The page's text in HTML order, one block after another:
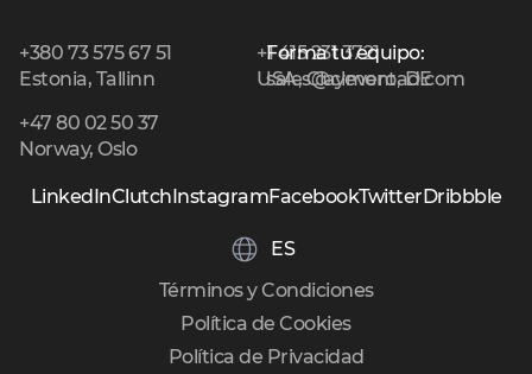
+380 73 575 67 51
Estonia, Tallinn
+1 415 231 3721
USA, Claymont, DE
+47 80 02 50 37
Norway, Oslo
Forma tu equipo:
sales@cleveroad.com
ES
LinkedInClutchInstagramFacebookTwitterDribbble
Política de Privacidad
Política de Cookies
Términos y Condiciones